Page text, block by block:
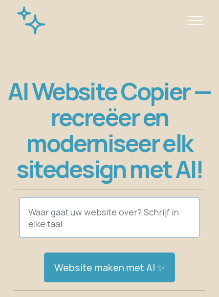
AI Website Copier —
recreëer en
moderniseer elk
sitedesign met AI!
Website maken met AI ✨